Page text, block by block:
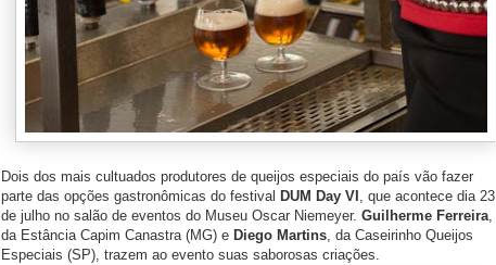
Dois dos mais cultuados produtores de queijos especiais do país vão fazer
parte das opções gastronômicas do festival DUM Day VI , que acontece dia 23
de julho no salão de eventos do Museu Oscar Niemeyer. Guilherme Ferreira,
da Estância Capim Canastra (MG) e Diego Martins, da Caseirinho Queijos
Especiais (SP), trazem ao evento suas saborosas criações.